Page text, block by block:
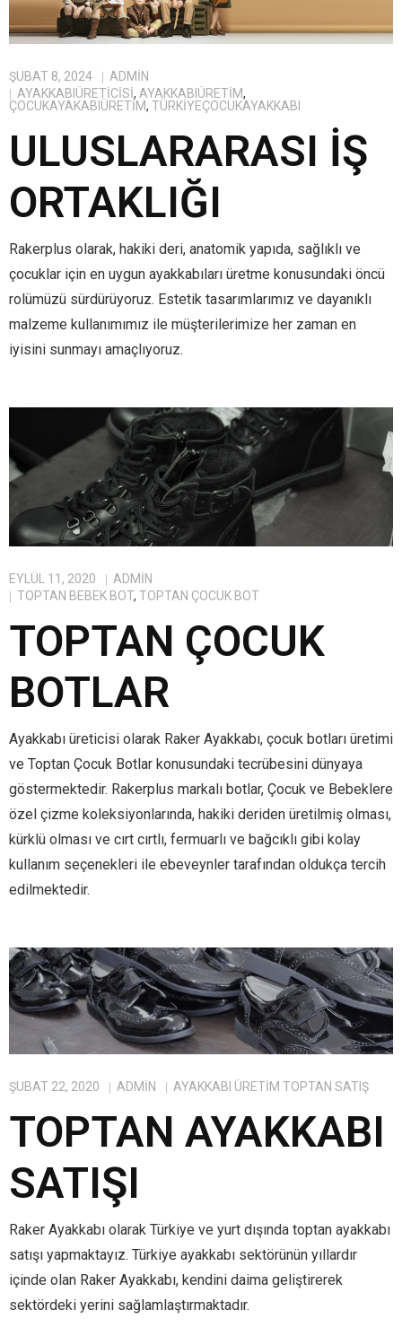
ŞUBAT 8, 2024
ADMIN
AYAKKABIÜRETICISI, AYAKKABIÜRETIM,
ÇOCUKAYAKABIÜRETIM, TÜRKIYEÇOCUKAYAKKABI
ULUSLARARASI İŞ
ORTAKLIĞI
Rakerplus olarak, hakiki deri, anatomik yapıda, sağlıklı ve
çocuklar için en uygun ayakkabıları üretme konusundaki öncü
rolümüzü sürdürüyoruz. Estetik tasarımlarımız ve dayanıklı
malzeme kullanımımız ile müşterilerimize her zaman en
iyisini sunmayı amaçlıyoruz.
EYLÜL 11, 2020
ADMIN
TOPTAN BEBEK BOT, TOPTAN ÇOCUK BOT
TOPTAN ÇOCUK
BOTLAR
Ayakkabı üreticisi olarak Raker Ayakkabı, çocuk botları üretimi
ve Toptan Çocuk Botlar konusundaki tecrübesini dünyaya
göstermektedir. Rakerplus markalı botlar, Çocuk ve Bebeklere
özel çizme koleksiyonlarında, hakiki deriden üretilmiş olması,
kürklü olması ve cırt cırtlı, fermuarlı ve bağcıklı gibi kolay
kullanım seçenekleri ile ebeveynler tarafından oldukça tercih
edilmektedir.
ŞUBAT 22, 2020 ADMIN AYAKKABI ÜRETIM TOPTAN SATIŞ
TOPTAN AYAKKABI
SATIŞI
Raker Ayakkabı olarak Türkiye ve yurt dışında toptan ayakkabı
satışı yapmaktayız. Türkiye ayakkabı sektörünün yıllardır
içinde olan Raker Ayakkabı, kendini daima geliştirerek
sektördeki yerini sağlamlaştırmaktadır.